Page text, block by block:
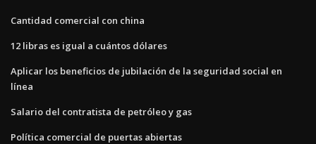
Cantidad comercial con china
12 libras es igual a cuántos dólares
Aplicar los beneficios de jubilación de la seguridad social en
línea
Salario del contratista de petróleo y gas
Política comercial de puertas abiertas